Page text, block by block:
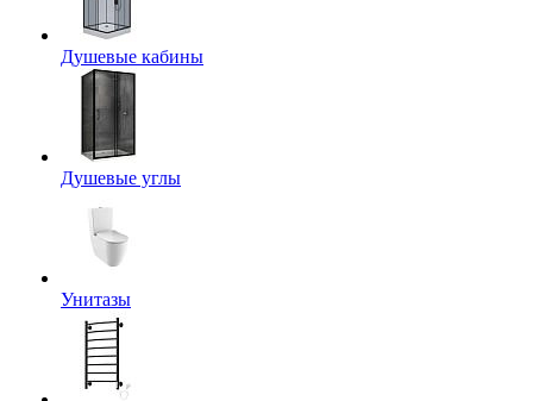
Душевые кабины
Душевые углы
Унитазы